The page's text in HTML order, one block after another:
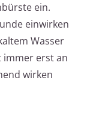
ein.
einwirken
Wasser
immer erst an
wirken